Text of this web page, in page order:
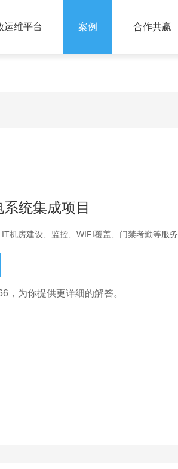
运维平台 案例 合作共赢
统集成项目
机房建设、监控、WIFI覆盖、门禁考勤等服务
，为你提供更详细的解答。